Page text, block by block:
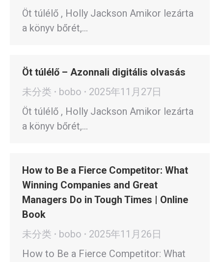
Öt túlélő , Holly Jackson Amikor lezárta
a könyv bőrét,…
Öt túlélő – Azonnali digitális olvasás
未分类
bobo
2025年11月27日
Öt túlélő , Holly Jackson Amikor lezárta
a könyv bőrét,…
How to Be a Fierce Competitor: What
Winning Companies and Great
Managers Do in Tough Times | Online
Book
未分类
bobo
2025年11月26日
How to Be a Fierce Competitor: What